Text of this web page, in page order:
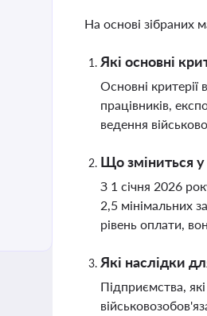
На основі зібраних
Які основні
Основні
працівників,
ведення
Що зміниться у
З 1 січня 2026
2,5 мінімальних
рівень оплати,
Які наслідки
Підприємства,